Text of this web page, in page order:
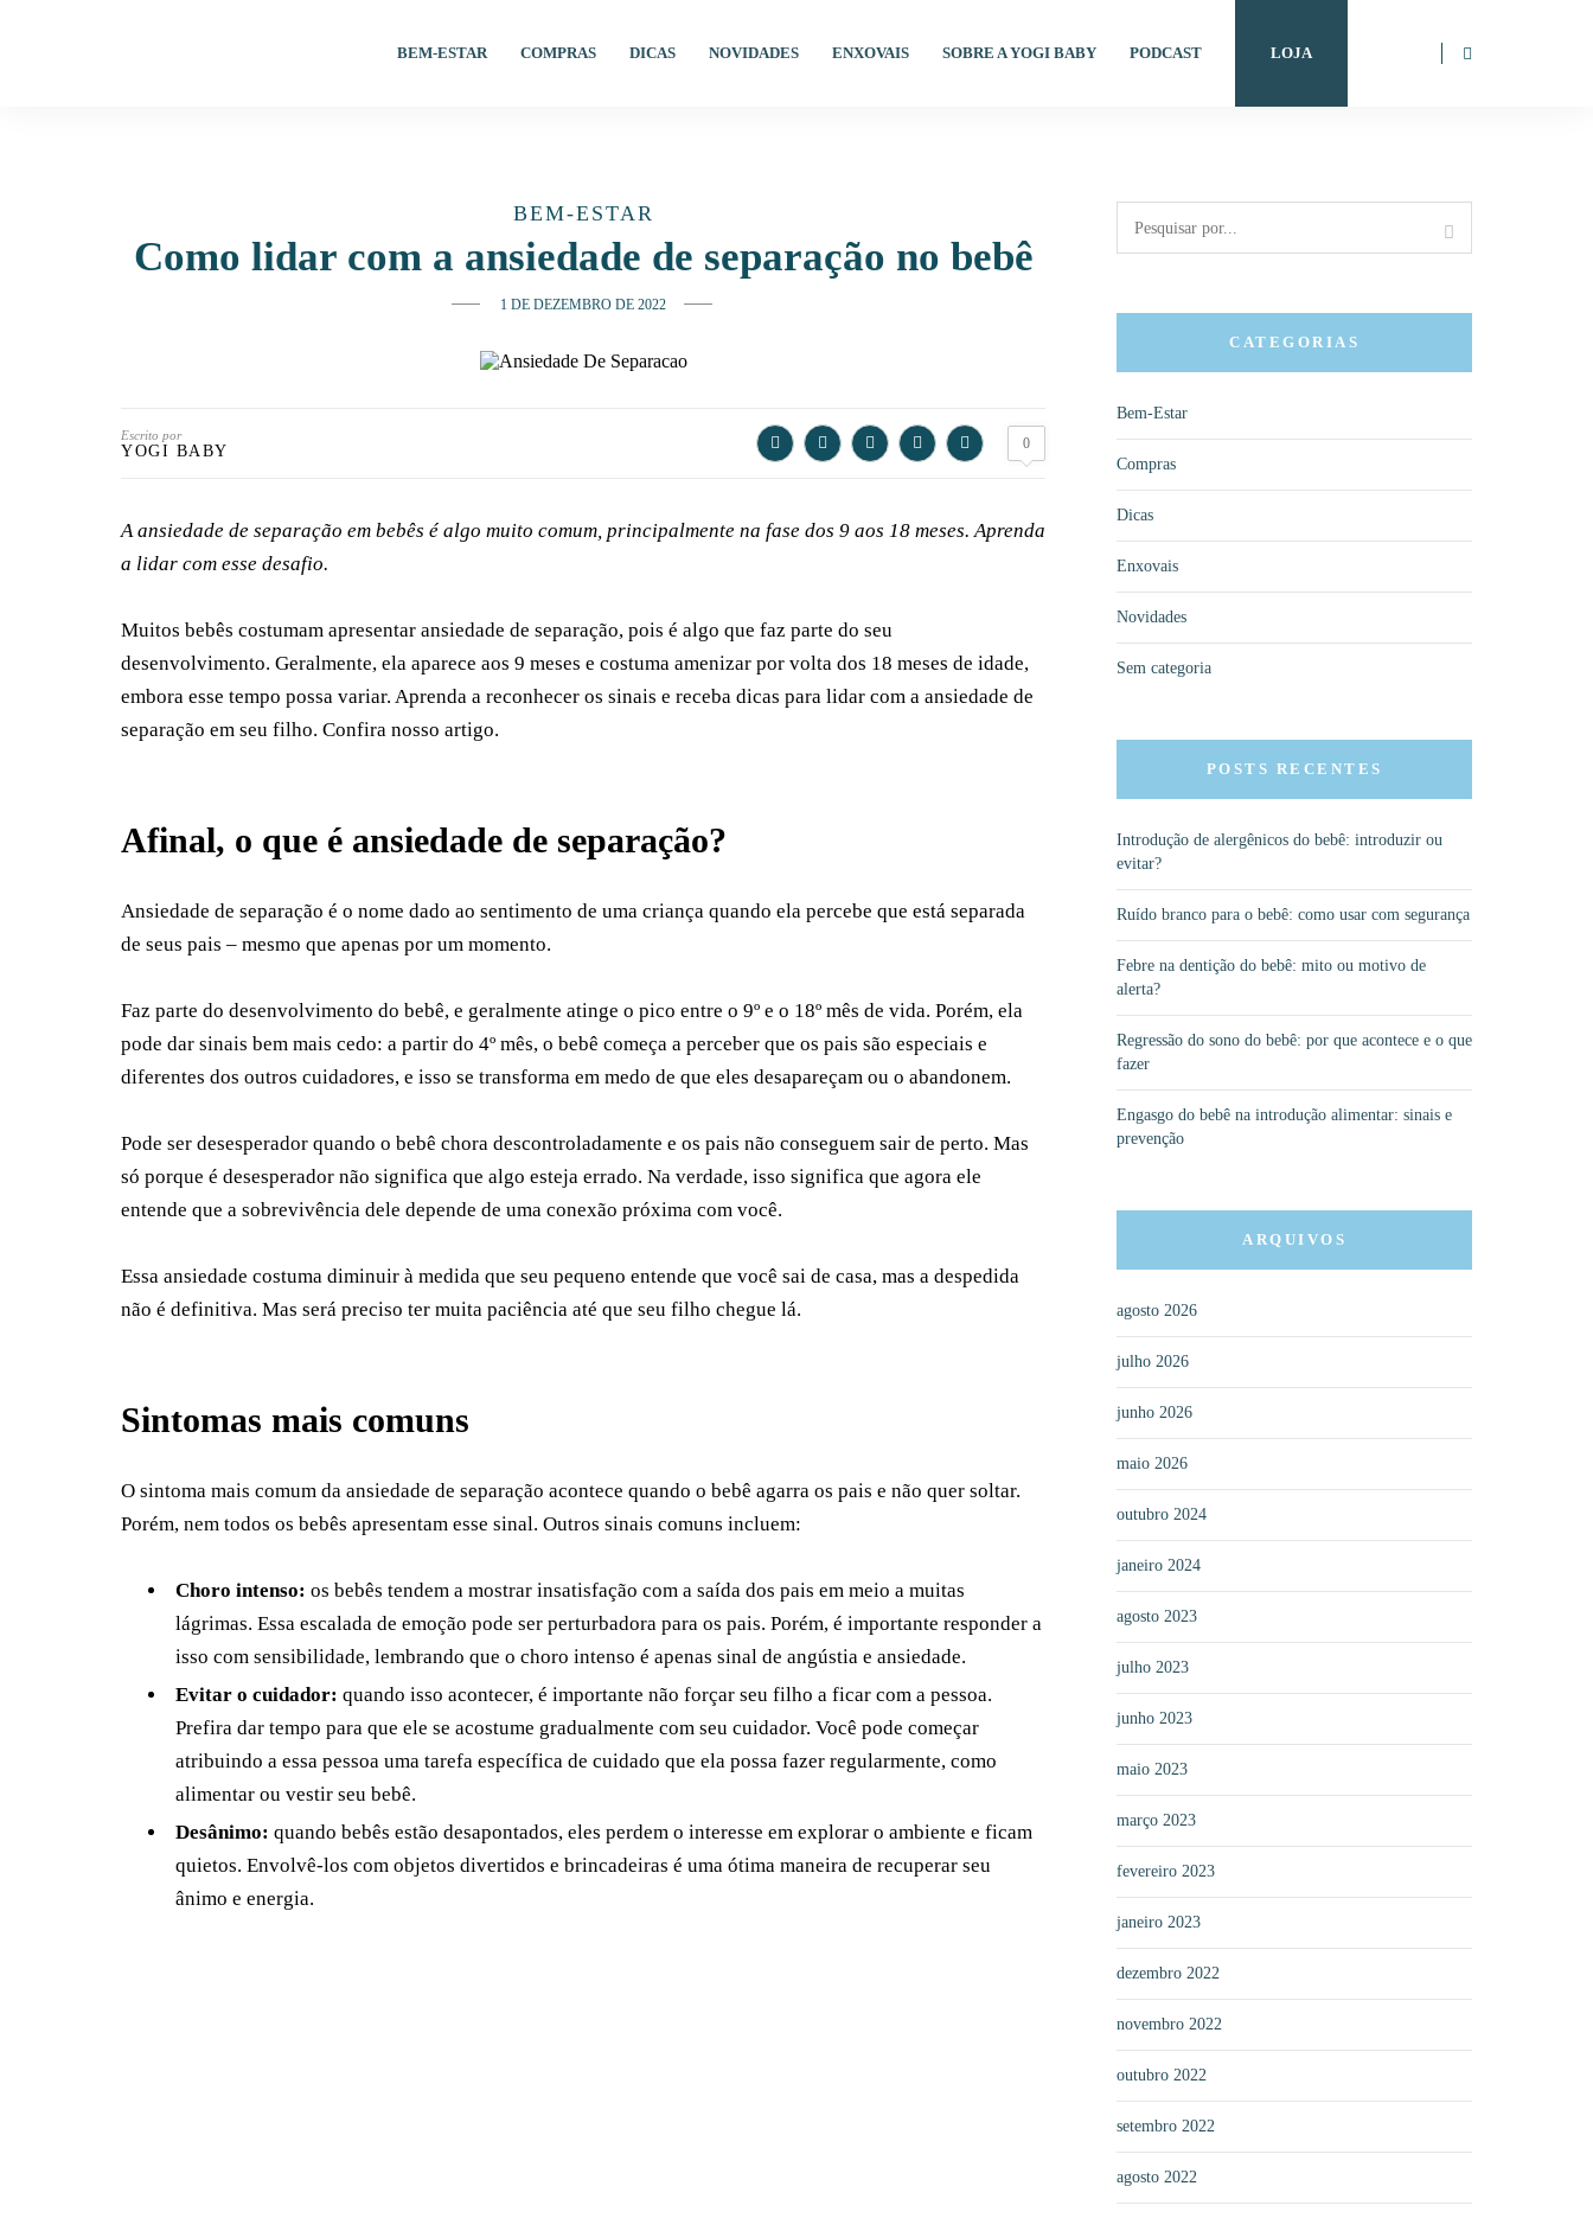
BEM-ESTAR COMPRAS DICAS NOVIDADES ENXOVAIS SOBRE A YOGI BABY PODCAST LOJA
BEM-ESTAR
Como lidar com a ansiedade de separação no bebê
1 DE DEZEMBRO DE 2022
Escrito por
YOGI BABY 0
A ansiedade de separação em bebês é algo muito comum, principalmente na fase dos 9 aos 18 meses. Aprenda
a lidar com esse desafio.
Muitos bebês costumam apresentar ansiedade de separação, pois é algo que faz parte do seu
desenvolvimento. Geralmente, ela aparece aos 9 meses e costuma amenizar por volta dos 18 meses de idade,
embora esse tempo possa variar. Aprenda a reconhecer os sinais e receba dicas para lidar com a ansiedade de
separação em seu filho. Confira nosso artigo.
Afinal, o que é ansiedade de separação?
Ansiedade de separação é o nome dado ao sentimento de uma criança quando ela percebe que está separada
de seus pais – mesmo que apenas por um momento.
Faz parte do desenvolvimento do bebê, e geralmente atinge o pico entre o 9º e o 18º mês de vida. Porém, ela
pode dar sinais bem mais cedo: a partir do 4º mês, o bebê começa a perceber que os pais são especiais e
diferentes dos outros cuidadores, e isso se transforma em medo de que eles desapareçam ou o abandonem.
Pode ser desesperador quando o bebê chora descontroladamente e os pais não conseguem sair de perto. Mas
só porque é desesperador não significa que algo esteja errado. Na verdade, isso significa que agora ele
entende que a sobrevivência dele depende de uma conexão próxima com você.
Essa ansiedade costuma diminuir à medida que seu pequeno entende que você sai de casa, mas a despedida
não é definitiva. Mas será preciso ter muita paciência até que seu filho chegue lá.
Sintomas mais comuns
O sintoma mais comum da ansiedade de separação acontece quando o bebê agarra os pais e não quer soltar.
Porém, nem todos os bebês apresentam esse sinal. Outros sinais comuns incluem:
Choro intenso: os bebês tendem a mostrar insatisfação com a saída dos pais em meio a muitas
lágrimas. Essa escalada de emoção pode ser perturbadora para os pais. Porém, é importante responder a
isso com sensibilidade, lembrando que o choro intenso é apenas sinal de angústia e ansiedade.
Evitar o cuidador: quando isso acontecer, é importante não forçar seu filho a ficar com a pessoa.
Prefira dar tempo para que ele se acostume gradualmente com seu cuidador. Você pode começar
atribuindo a essa pessoa uma tarefa específica de cuidado que ela possa fazer regularmente, como
alimentar ou vestir seu bebê.
Desânimo: quando bebês estão desapontados, eles perdem o interesse em explorar o ambiente e ficam
quietos. Envolvê-los com objetos divertidos e brincadeiras é uma ótima maneira de recuperar seu
ânimo e energia.
CATEGORIAS
Bem-Estar
Compras
Dicas
Enxovais
Novidades
Sem categoria
POSTS RECENTES
Introdução de alergênicos do bebê: introduzir ou
evitar?
Ruído branco para o bebê: como usar com segurança
Febre na dentição do bebê: mito ou motivo de
alerta?
Regressão do sono do bebê: por que acontece e o que
fazer
Engasgo do bebê na introdução alimentar: sinais e
prevenção
ARQUIVOS
agosto 2026
julho 2026
junho 2026
maio 2026
outubro 2024
janeiro 2024
agosto 2023
julho 2023
junho 2023
maio 2023
março 2023
fevereiro 2023
janeiro 2023
dezembro 2022
novembro 2022
outubro 2022
setembro 2022
agosto 2022